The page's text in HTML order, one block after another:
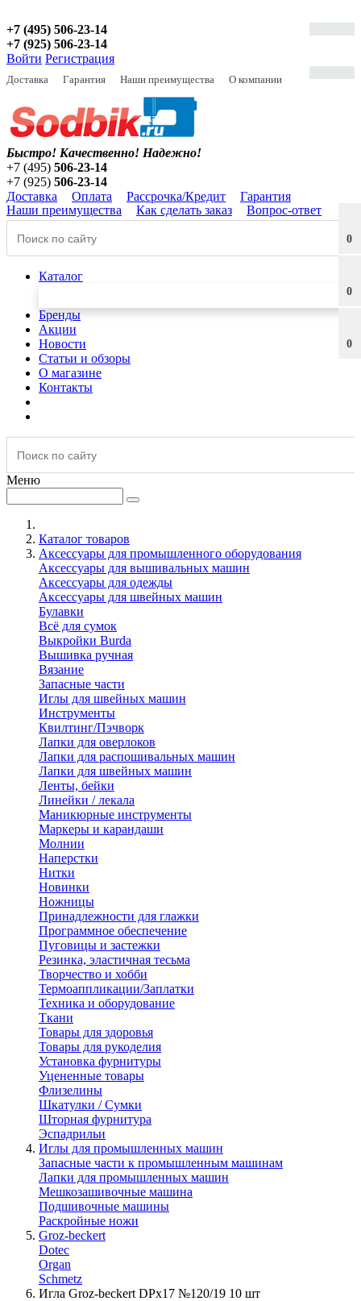
+7 (495) 506-23-14
+7 (925) 506-23-14
Войти Регистрация
Доставка Гарантия Наши преимущества О компании
0
0
0
Быстро! Качественно! Надежно!
+7 (495) 506-23-14
+7 (925) 506-23-14
Доставка
Оплата Рассрочка/Кредит
Гарантия
Наши преимущества
Как сделать заказ Вопрос-ответ
Каталог
Бренды
Акции
Новости
Статьи и обзоры
О магазине
Контакты
Меню
Каталог товаров
Аксессуары для промышленного оборудования
Аксессуары для вышивальных машин
Аксессуары для одежды
Аксессуары для швейных машин
Булавки
Всё для сумок
Выкройки Burda
Вышивка ручная
Вязание
Запасные части
Иглы для швейных машин
Инструменты
Квилтинг/Пэчворк
Лапки для оверлоков
Лапки для распошивальных машин
Лапки для швейных машин
Ленты, бейки
Линейки / лекала
Маникюрные инструменты
Маркеры и карандаши
Молнии
Наперстки
Нитки
Новинки
Ножницы
Принадлежности для глажки
Программное обеспечение
Пуговицы и застежки
Резинка, эластичная тесьма
Творчество и хобби
Термоаппликации/Заплатки
Техника и оборудование
Ткани
Товары для здоровья
Товары для рукоделия
Установка фурнитуры
Уцененные товары
Флизелины
Шкатулки / Сумки
Шторная фурнитура
Эспадрильи
Иглы для промышленных машин
Запасные части к промышленным машинам
Лапки для промышленных машин
Мешкозашивочные машина
Подшивочные машины
Раскройные ножи
Groz-beckert
Dotec
Organ
Schmetz
Игла Groz-beckert DPx17 №120/19 10 шт